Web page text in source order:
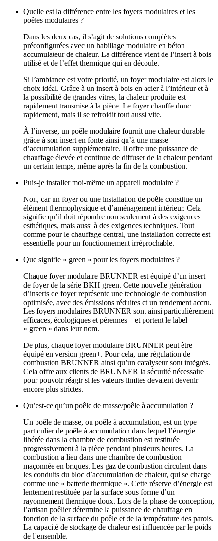
Quelle est la différence entre les foyers modulaires et les
poêles modulaires ?
Dans les deux cas, il s’agit de solutions complètes
préconfigurées avec un habillage modulaire en béton
accumulateur de chaleur. La différence vient de l’insert à bois
utilisé et de l’effet thermique qui en découle.
Si l’ambiance est votre priorité, un foyer modulaire est alors le
choix idéal. Grâce à un insert à bois en acier à l’intérieur et à
la possibilité de grandes vitres, la chaleur produite est
rapidement transmise à la pièce. Le foyer chauffe donc
rapidement, mais il se refroidit tout aussi vite.
À l’inverse, un poêle modulaire fournit une chaleur durable
grâce à son insert en fonte ainsi qu’à une masse
d’accumulation supplémentaire. Il offre une puissance de
chauffage élevée et continue de diffuser de la chaleur pendant
un certain temps, même après la fin de la combustion.
Puis-je installer moi-même un appareil modulaire ?
Non, car un foyer ou une installation de poêle constitue un
élément thermophysique et d’aménagement intérieur. Cela
signifie qu’il doit répondre non seulement à des exigences
esthétiques, mais aussi à des exigences techniques. Tout
comme pour le chauffage central, une installation correcte est
essentielle pour un fonctionnement irréprochable.
Que signifie « green » pour les foyers modulaires ?
Chaque foyer modulaire BRUNNER est équipé d’un insert
de foyer de la série BKH green. Cette nouvelle génération
d’inserts de foyer représente une technologie de combustion
optimisée, avec des émissions réduites et un rendement accru.
Les foyers modulaires BRUNNER sont ainsi particulièrement
efficaces, écologiques et pérennes – et portent le label
« green » dans leur nom.
De plus, chaque foyer modulaire BRUNNER peut être
équipé en version green+. Pour cela, une régulation de
combustion BRUNNER ainsi qu’un catalyseur sont intégrés.
Cela offre aux clients de BRUNNER la sécurité nécessaire
pour pouvoir réagir si les valeurs limites devaient devenir
encore plus strictes.
Qu’est‑ce qu’un poêle de masse/poêle à accumulation ?
Un poêle de masse, ou poêle à accumulation, est un type
particulier de poêle à accumulation dans lequel l’énergie
libérée dans la chambre de combustion est restituée
progressivement à la pièce pendant plusieurs heures. La
combustion a lieu dans une chambre de combustion
maçonnée en briques. Les gaz de combustion circulent dans
les conduits du bloc d’accumulation de chaleur, qui se charge
comme une « batterie thermique ». Cette réserve d’énergie est
lentement restituée par la surface sous forme d’un
rayonnement thermique doux. Lors de la phase de conception,
l’artisan poêlier détermine la puissance de chauffage en
fonction de la surface du poêle et de la température des parois.
La capacité de stockage de chaleur est influencée par le poids
de l’ensemble.